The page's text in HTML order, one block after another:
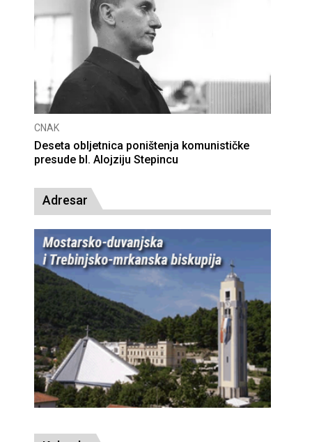
CNAK
Deseta obljetnica poništenja komunističke
presude bl. Alojziju Stepincu
Adresar